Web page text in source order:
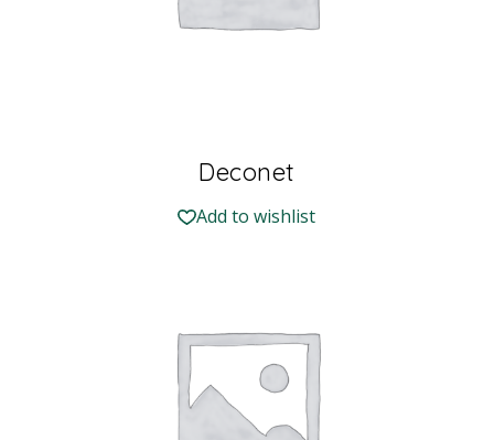
Deconet
Add to wishlist